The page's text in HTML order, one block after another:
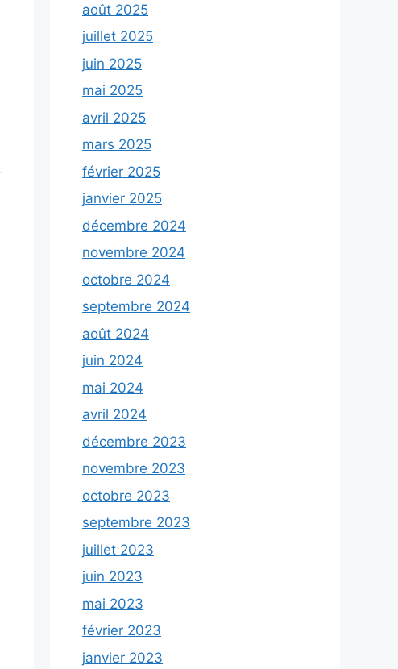
août 2025
juillet 2025
juin 2025
mai 2025
avril 2025
mars 2025
février 2025
janvier 2025
décembre 2024
novembre 2024
octobre 2024
septembre 2024
août 2024
juin 2024
mai 2024
avril 2024
décembre 2023
novembre 2023
octobre 2023
septembre 2023
juillet 2023
juin 2023
mai 2023
février 2023
janvier 2023